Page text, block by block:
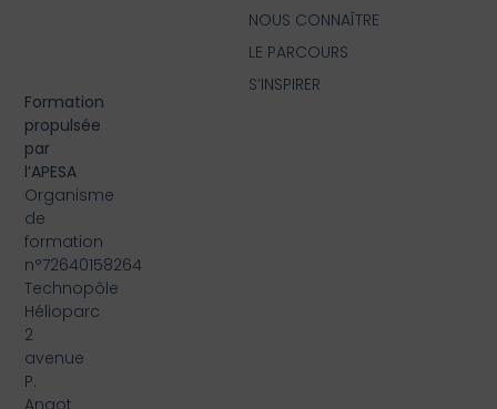
Formation
propulsée
par
l’APESA
Organisme
de
formation
n°72640158264
Technopôle
Hélioparc
2
avenue
P.
NOUS CONNAÎTRE
LE PARCOURS
S’INSPIRER